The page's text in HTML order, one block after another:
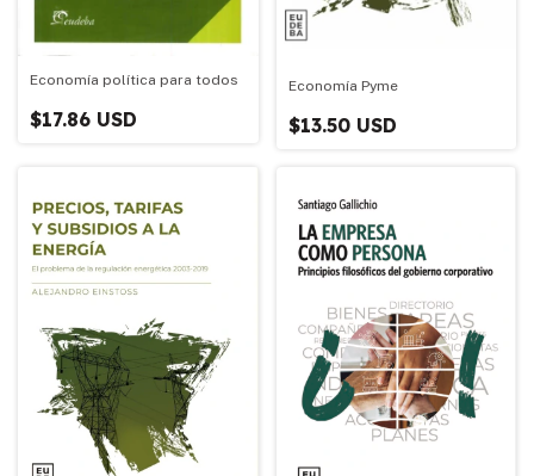
Economía política para todos
$17.86 USD
Economía Pyme
$13.50 USD